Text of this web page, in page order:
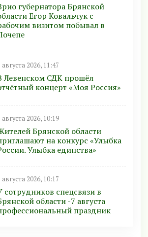
губернатора Брянской
Егор Ковальчук с
визитом побывал в
августа 2026, 11:47
Левенском СДК прошёл
концерт «Моя Россия»
августа 2026, 10:19
Брянской области
на конкурс «Улыбка
Улыбка единства»
августа 2026, 10:17
сотрудников спецсвязи в
области -7 августа
праздник